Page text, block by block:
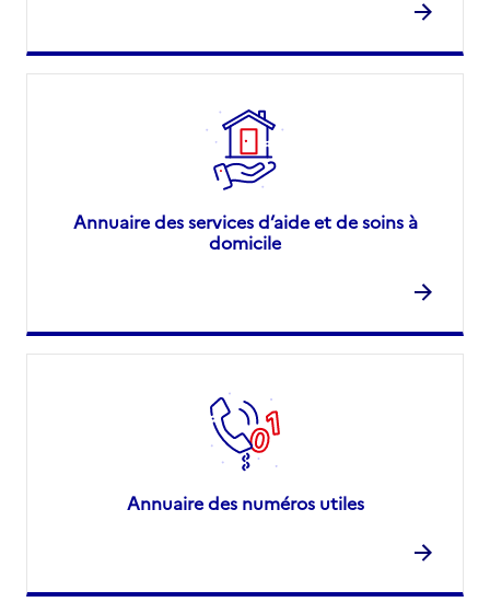
Annuaire des services d’aide et de soins à
domicile
Annuaire des numéros utiles